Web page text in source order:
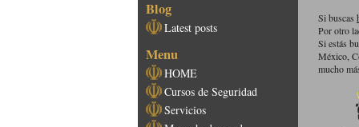
Blog
Latest posts
Menu
HOME
Cursos de Seguridad
Servicios
Si buscas
Por otro
Si estás
México,
mucho